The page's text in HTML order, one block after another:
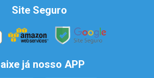
Site Seguro
já nosso APP